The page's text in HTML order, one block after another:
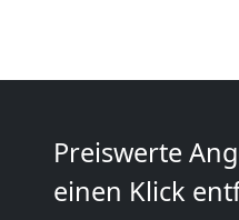
Preiswerte
einen Klick
Wolfsberg